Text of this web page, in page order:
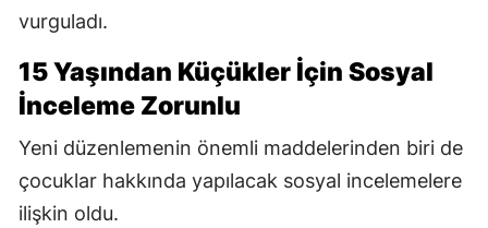
vurguladı.
15 Yaşından Küçükler İçin Sosyal
İnceleme Zorunlu
Yeni düzenlemenin önemli maddelerinden biri de
çocuklar hakkında yapılacak sosyal incelemelere
ilişkin oldu.